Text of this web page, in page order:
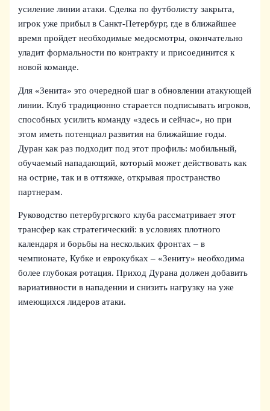
усиление линии атаки. Сделка по футболисту закрыта,
игрок уже прибыл в Санкт‑Петербург, где в ближайшее
время пройдет необходимые медосмотры, окончательно
уладит формальности по контракту и присоединится к
новой команде.
Для «Зенита» это очередной шаг в обновлении атакующей
линии. Клуб традиционно старается подписывать игроков,
способных усилить команду «здесь и сейчас», но при
этом иметь потенциал развития на ближайшие годы.
Дуран как раз подходит под этот профиль: мобильный,
обучаемый нападающий, который может действовать как
на острие, так и в оттяжке, открывая пространство
партнерам.
Руководство петербургского клуба рассматривает этот
трансфер как стратегический: в условиях плотного
календаря и борьбы на нескольких фронтах – в
чемпионате, Кубке и еврокубках – «Зениту» необходима
более глубокая ротация. Приход Дуранa должен добавить
вариативности в нападении и снизить нагрузку на уже
имеющихся лидеров атаки.